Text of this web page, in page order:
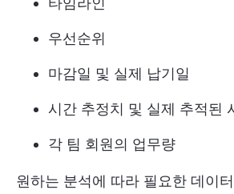
우선순위
마감일 및 실제 납기일
시간 추정치 및 실제 추적된
각 팀 회원의 업무량
원하는 분석에 따라 필요한 데이